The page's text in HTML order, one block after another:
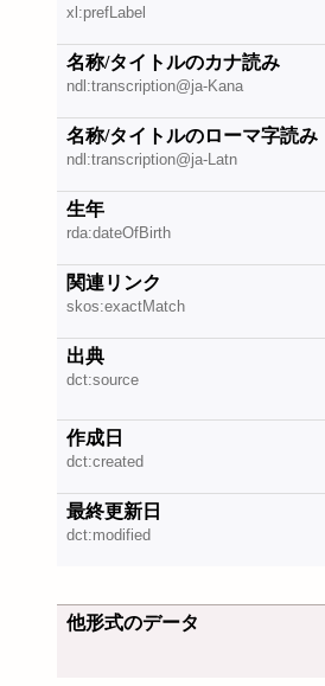
xl:prefLabel
名称/タイトルのカナ読み
ndl:transcription@ja-Kana
名称/タイトルのローマ字読み
ndl:transcription@ja-Latn
生年
rda:dateOfBirth
関連リンク
skos:exactMatch
出典
dct:source
作成日
dct:created
最終更新日
dct:modified
他形式のデータ